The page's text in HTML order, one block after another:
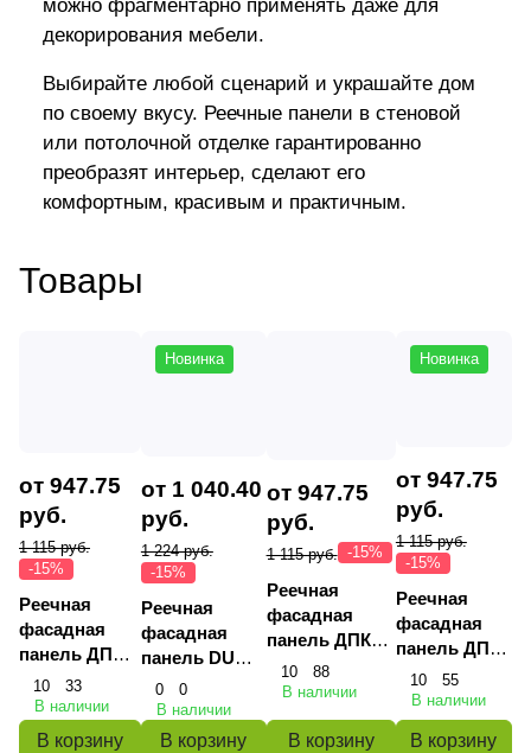
можно фрагментарно применять даже для
декорирования мебели.
Выбирайте любой сценарий и украшайте дом
по своему вкусу. Реечные панели в стеновой
или потолочной отделке гарантированно
преобразят интерьер, сделают его
комфортным, красивым и практичным.
Товары
от 947.75
руб.
1 115 руб.
-15%
Реечная
фасадная
панель ДПК
серия Лайн
219х26мм,цвет
сосна.
10
33
В наличии
В корзину
Новинка
от 1 040.40
руб.
1 224 руб.
-15%
Реечная
фасадная
панель DUO
3000х219х26мм,
цвет сamel
(kэмэл)
0
0
В наличии
В корзину
от 947.75
руб.
1 115 руб. -15%
Реечная
фасадная
панель ДПК
серия Лайн
219х26мм,черное
10
88
В наличии
В корзину
Новинка
от 947.75
руб.
1 115 руб.
-15%
Реечная
фасадная
панель ДПК
серия Лайн
219х26мм,цвет
тик
10
55
В наличии
В корзину